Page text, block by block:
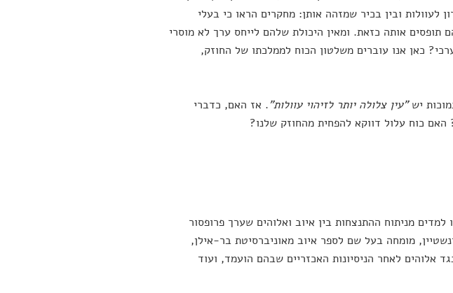
לעוולות ובין בכיר שמזהה אותן: מחקרים הראו כי בעלי
תופסים אותה כזאת. ומאין היכולת שלהם לייחס ערך לא מוסרי
כאן אנו עוברים משלטון הכוח לממלכתו של החוזק,
יש"עין צלולה יותר לזיהוי עוולות". אז האם, כדברי
האם כוח עלול דווקא להפחית מהחוזק שלנו?
מניתוח ההתנצחות בין איוב ואלוהים שערך פרופסור
מומחה בעל שם לספר איוב מאוניברסיטת בר-אילן,
אלוהים לאחר הניסיונות האכזריים שבהם הועמד, ועוד